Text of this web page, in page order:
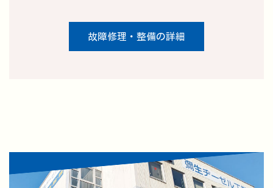
故障修理・整備の詳細